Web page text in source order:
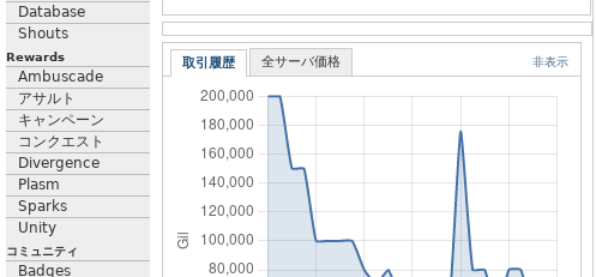
Database
Shouts
Rewards
Ambuscade
アサルト
キャンペーン
コンクエスト
Divergence
Plasm
Sparks
Unity
コミュニティ
Badges
取引履歴 全サーバ価格 非表示